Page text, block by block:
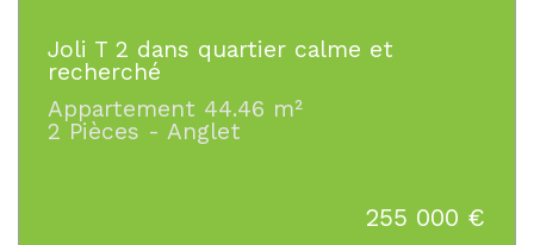
Joli T 2 dans quartier calme et
recherché
Appartement 44.46 m²
2 Pièces - Anglet
255 000 €